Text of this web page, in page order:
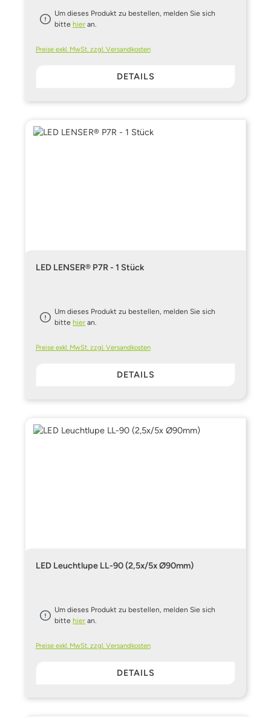
Um dieses Produkt zu bestellen, melden Sie sich
bitte hier an.
Preise exkl. MwSt. zzgl. Versandkosten
DETAILS
LED LENSER® P7R - 1 Stück
Um dieses Produkt zu bestellen, melden Sie sich
bitte hier an.
Preise exkl. MwSt. zzgl. Versandkosten
DETAILS
LED Leuchtlupe LL-90 (2,5x/5x Ø90mm)
Um dieses Produkt zu bestellen, melden Sie sich
bitte hier an.
Preise exkl. MwSt. zzgl. Versandkosten
DETAILS